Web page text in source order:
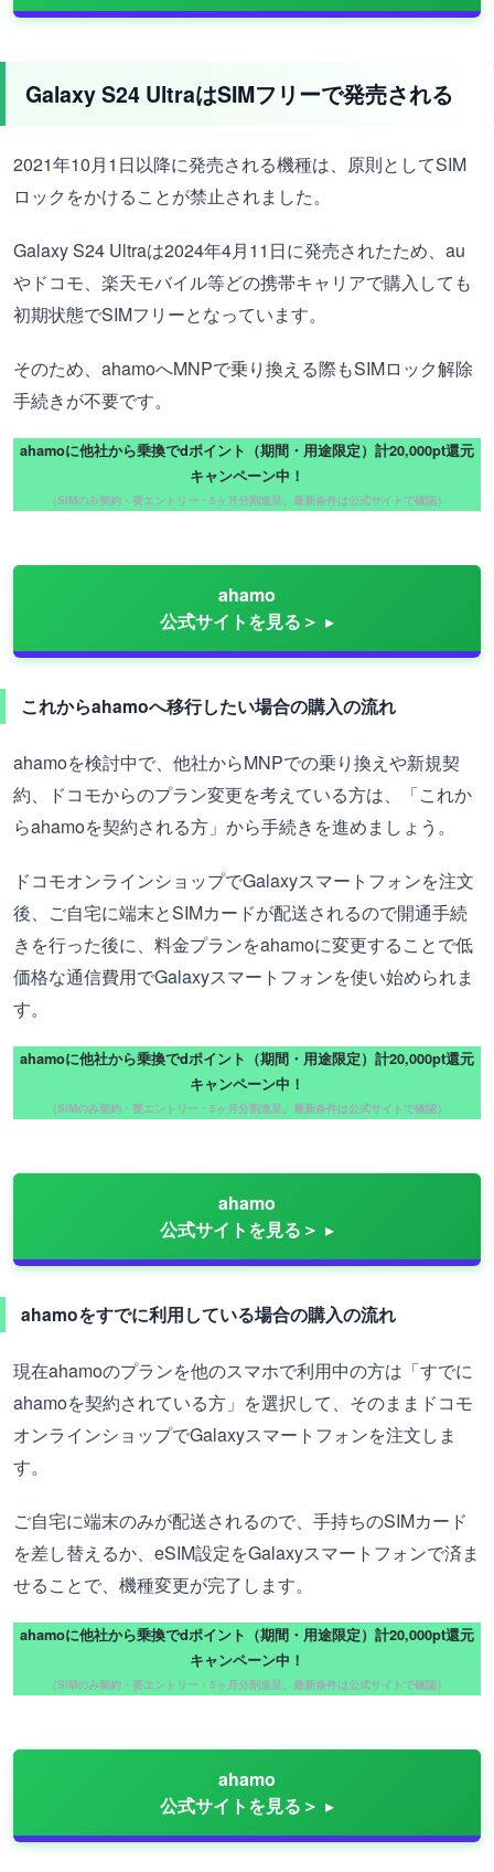
Galaxy S24 UltraはSIMフリーで発売される
2021年10月1日以降に発売される機種は、原則としてSIM
ロックをかけることが禁止されました。
Galaxy S24 Ultraは2024年4月11日に発売されたため、au
やドコモ、楽天モバイル等どの携帯キャリアで購入しても
初期状態でSIMフリーとなっています。
そのため、ahamoへMNPで乗り換える際もSIMロック解除
手続きが不要です。
ahamoに他社から乗換でdポイント（期間・用途限定）計20,000pt還元
キャンペーン中！
（SIMのみ契約・要エントリー・5ヶ月分割進呈。最新条件は公式サイトで確認）
ahamo
公式サイトを見る＞
これからahamoへ移行したい場合の購入の流れ
ahamoを検討中で、他社からMNPでの乗り換えや新規契
約、ドコモからのプラン変更を考えている方は、「これか
らahamoを契約される方」から手続きを進めましょう。
ドコモオンラインショップでGalaxyスマートフォンを注文
後、ご自宅に端末とSIMカードが配送されるので開通手続
きを行った後に、料金プランをahamoに変更することで低
価格な通信費用でGalaxyスマートフォンを使い始められま
す。
ahamoに他社から乗換でdポイント（期間・用途限定）計20,000pt還元
キャンペーン中！
（SIMのみ契約・要エントリー・5ヶ月分割進呈。最新条件は公式サイトで確認）
ahamo
公式サイトを見る＞
ahamoをすでに利用している場合の購入の流れ
現在ahamoのプランを他のスマホで利用中の方は「すでに
ahamoを契約されている方」を選択して、そのままドコモ
オンラインショップでGalaxyスマートフォンを注文しま
す。
ご自宅に端末のみが配送されるので、手持ちのSIMカード
を差し替えるか、eSIM設定をGalaxyスマートフォンで済ま
せることで、機種変更が完了します。
ahamoに他社から乗換でdポイント（期間・用途限定）計20,000pt還元
キャンペーン中！
（SIMのみ契約・要エントリー・5ヶ月分割進呈。最新条件は公式サイトで確認）
ahamo
公式サイトを見る＞